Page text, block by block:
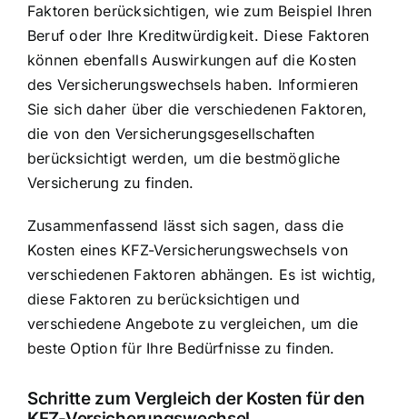
Faktoren berücksichtigen, wie zum Beispiel Ihren
Beruf oder Ihre Kreditwürdigkeit. Diese Faktoren
können ebenfalls Auswirkungen auf die Kosten
des Versicherungswechsels haben. Informieren
Sie sich daher über die verschiedenen Faktoren,
die von den Versicherungsgesellschaften
berücksichtigt werden, um die bestmögliche
Versicherung zu finden.
Zusammenfassend lässt sich sagen, dass die
Kosten eines KFZ-Versicherungswechsels von
verschiedenen Faktoren abhängen. Es ist wichtig,
diese Faktoren zu berücksichtigen und
verschiedene Angebote zu vergleichen, um die
beste Option für Ihre Bedürfnisse zu finden.
Schritte zum Vergleich der Kosten für den